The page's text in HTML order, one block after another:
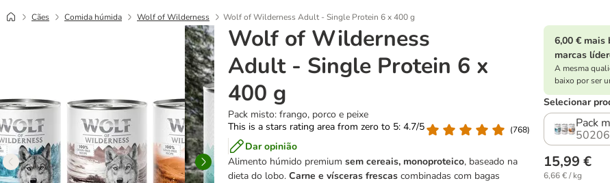
Cães Comida húmida Wolf of Wilderness Wolf of Wilderness Adult - Single Protein 6 x 400 g
Wolf of Wilderness
Adult - Single Protein 6 x
400 g
Pack misto: frango, porco e peixe
This is a stars rating area from zero to 5: 4.7/5
(768)
Dar opinião
Alimento húmido premium sem cereais, monoproteico, baseado na
dieta do lobo. Carne e vísceras frescas combinadas com bagas
6,00 € mais
marcas
A mesma
baixo por ser
Selecionar
Pack
15,99 €
6,66 € / kg